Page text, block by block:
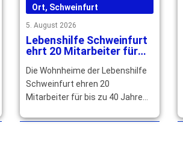
Ort, Schweinfurt
5. August 2026
Lebenshilfe Schweinfurt
ehrt 20 Mitarbeiter für
Die Wohnheime der Lebenshilfe
Schweinfurt ehren 20
Mitarbeiter für bis zu 40 Jahre
würdigen ihr langjähriges großes